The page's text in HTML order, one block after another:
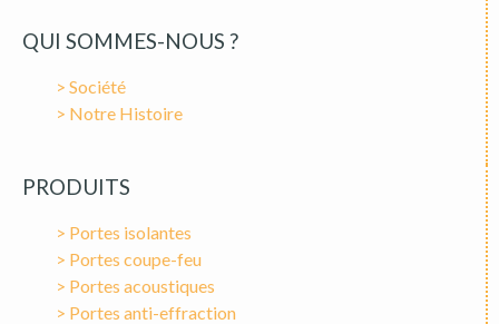
QUI SOMMES-NOUS ?
> Société
> Notre Histoire
PRODUITS
> Portes isolantes
> Portes coupe-feu
> Portes acoustiques
> Portes anti-effraction